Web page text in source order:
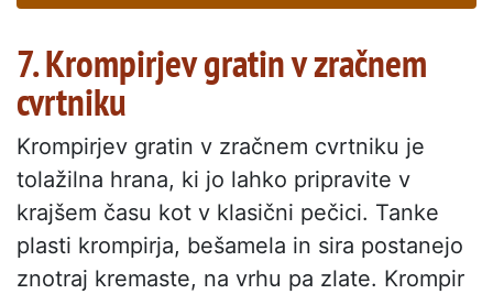
7. Krompirjev gratin v zračnem
cvrtniku
Krompirjev gratin v zračnem cvrtniku je
tolažilna hrana, ki jo lahko pripravite v
krajšem času kot v klasični pečici. Tanke
plasti krompirja, bešamela in sira postanejo
znotraj kremaste, na vrhu pa zlate. Krompir